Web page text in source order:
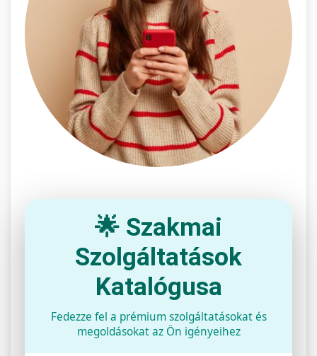
🌟 Szakmai
Szolgáltatások
Katalógusa
Fedezze fel a prémium szolgáltatásokat és
megoldásokat az Ön igényeihez